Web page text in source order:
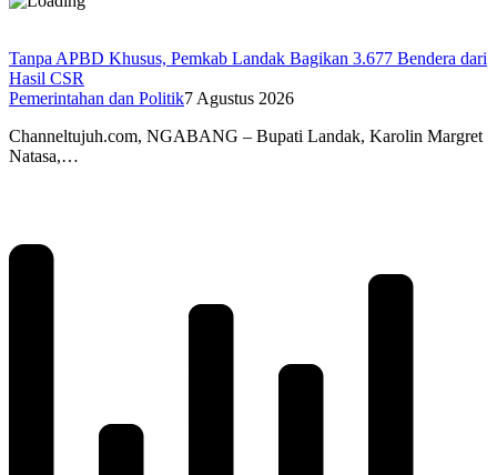
Tanpa APBD Khusus, Pemkab Landak Bagikan 3.677 Bendera dari
Hasil CSR
Pemerintahan dan Politik7 Agustus 2026
Channeltujuh.com, NGABANG – Bupati Landak, Karolin Margret
Natasa,…